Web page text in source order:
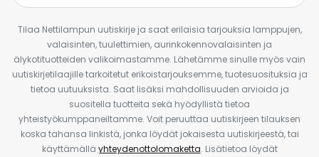
Tilaa Nettilampun uutiskirje ja saat erilaisia tarjouksia lamppujen,
valaisinten, tuulettimien, aurinkokennovalaisinten ja
älykotituotteiden valikoimastamme. Lähetämme sinulle myös vain
uutiskirjetilaajille tarkoitetut erikoistarjouksemme, tuotesuosituksia ja
tietoa uutuuksista. Saat lisäksi mahdollisuuden arvioida ja
suositella tuotteita sekä hyödyllistä tietoa
yhteistyökumppaneiltamme. Voit peruuttaa uutiskirjeen tilauksen
koska tahansa linkistä, jonka löydät jokaisesta uutiskirjeestä, tai
käyttämällä yhteydenottolomaketta. Lisätietoa löydät